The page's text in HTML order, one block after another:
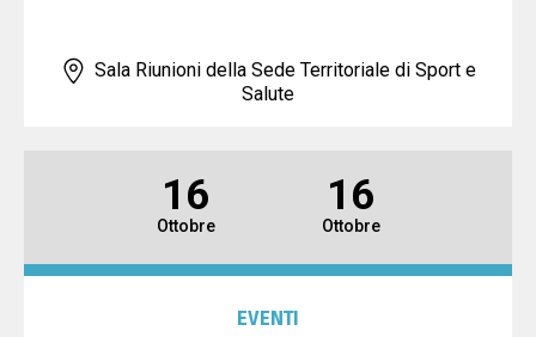
Sala Riunioni della Sede Territoriale di Sport e
Salute
16
Ottobre
16
Ottobre
EVENTI